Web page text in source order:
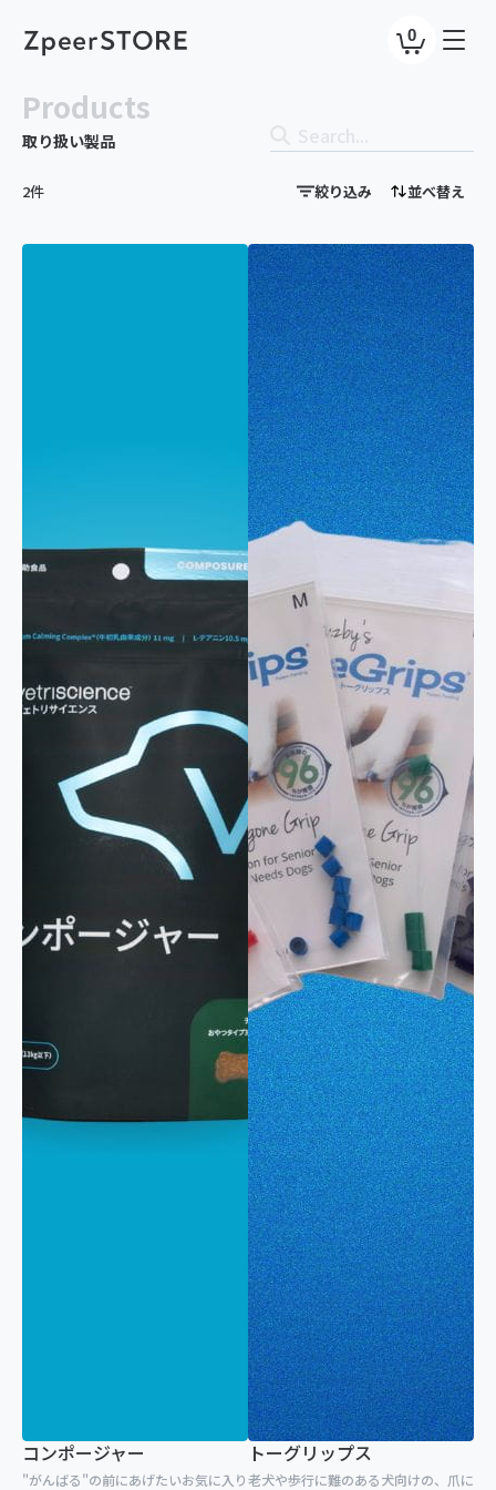
0
Products
取り扱い製品
2件 絞り込み
カテゴリで絞り込み
犬
猫
パウダー
首輪
粒・カプセル
シート
その他
お悩みで絞り込み
消化器
行動
脳・神経
関節
腎臓・尿路
目
歯科・口腔
呼吸器
免疫
皮膚・被毛
クリア
並べ替え
コンポージャー
"がんばる"の前にあげたいお気に入り
トーグリップス
老犬や歩行に難のある犬向けの、爪に